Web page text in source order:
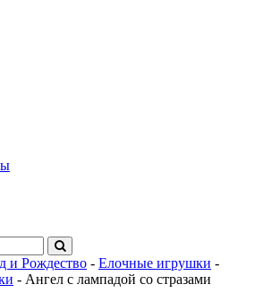
и Рождество - Елочные игрушки -
- Ангел с лампадой со стразами